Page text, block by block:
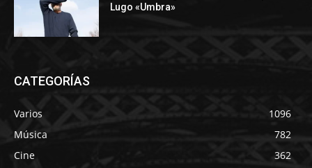
Lugo «Umbra»
CATEGORÍAS
Varios
1096
Música
782
Cine
362